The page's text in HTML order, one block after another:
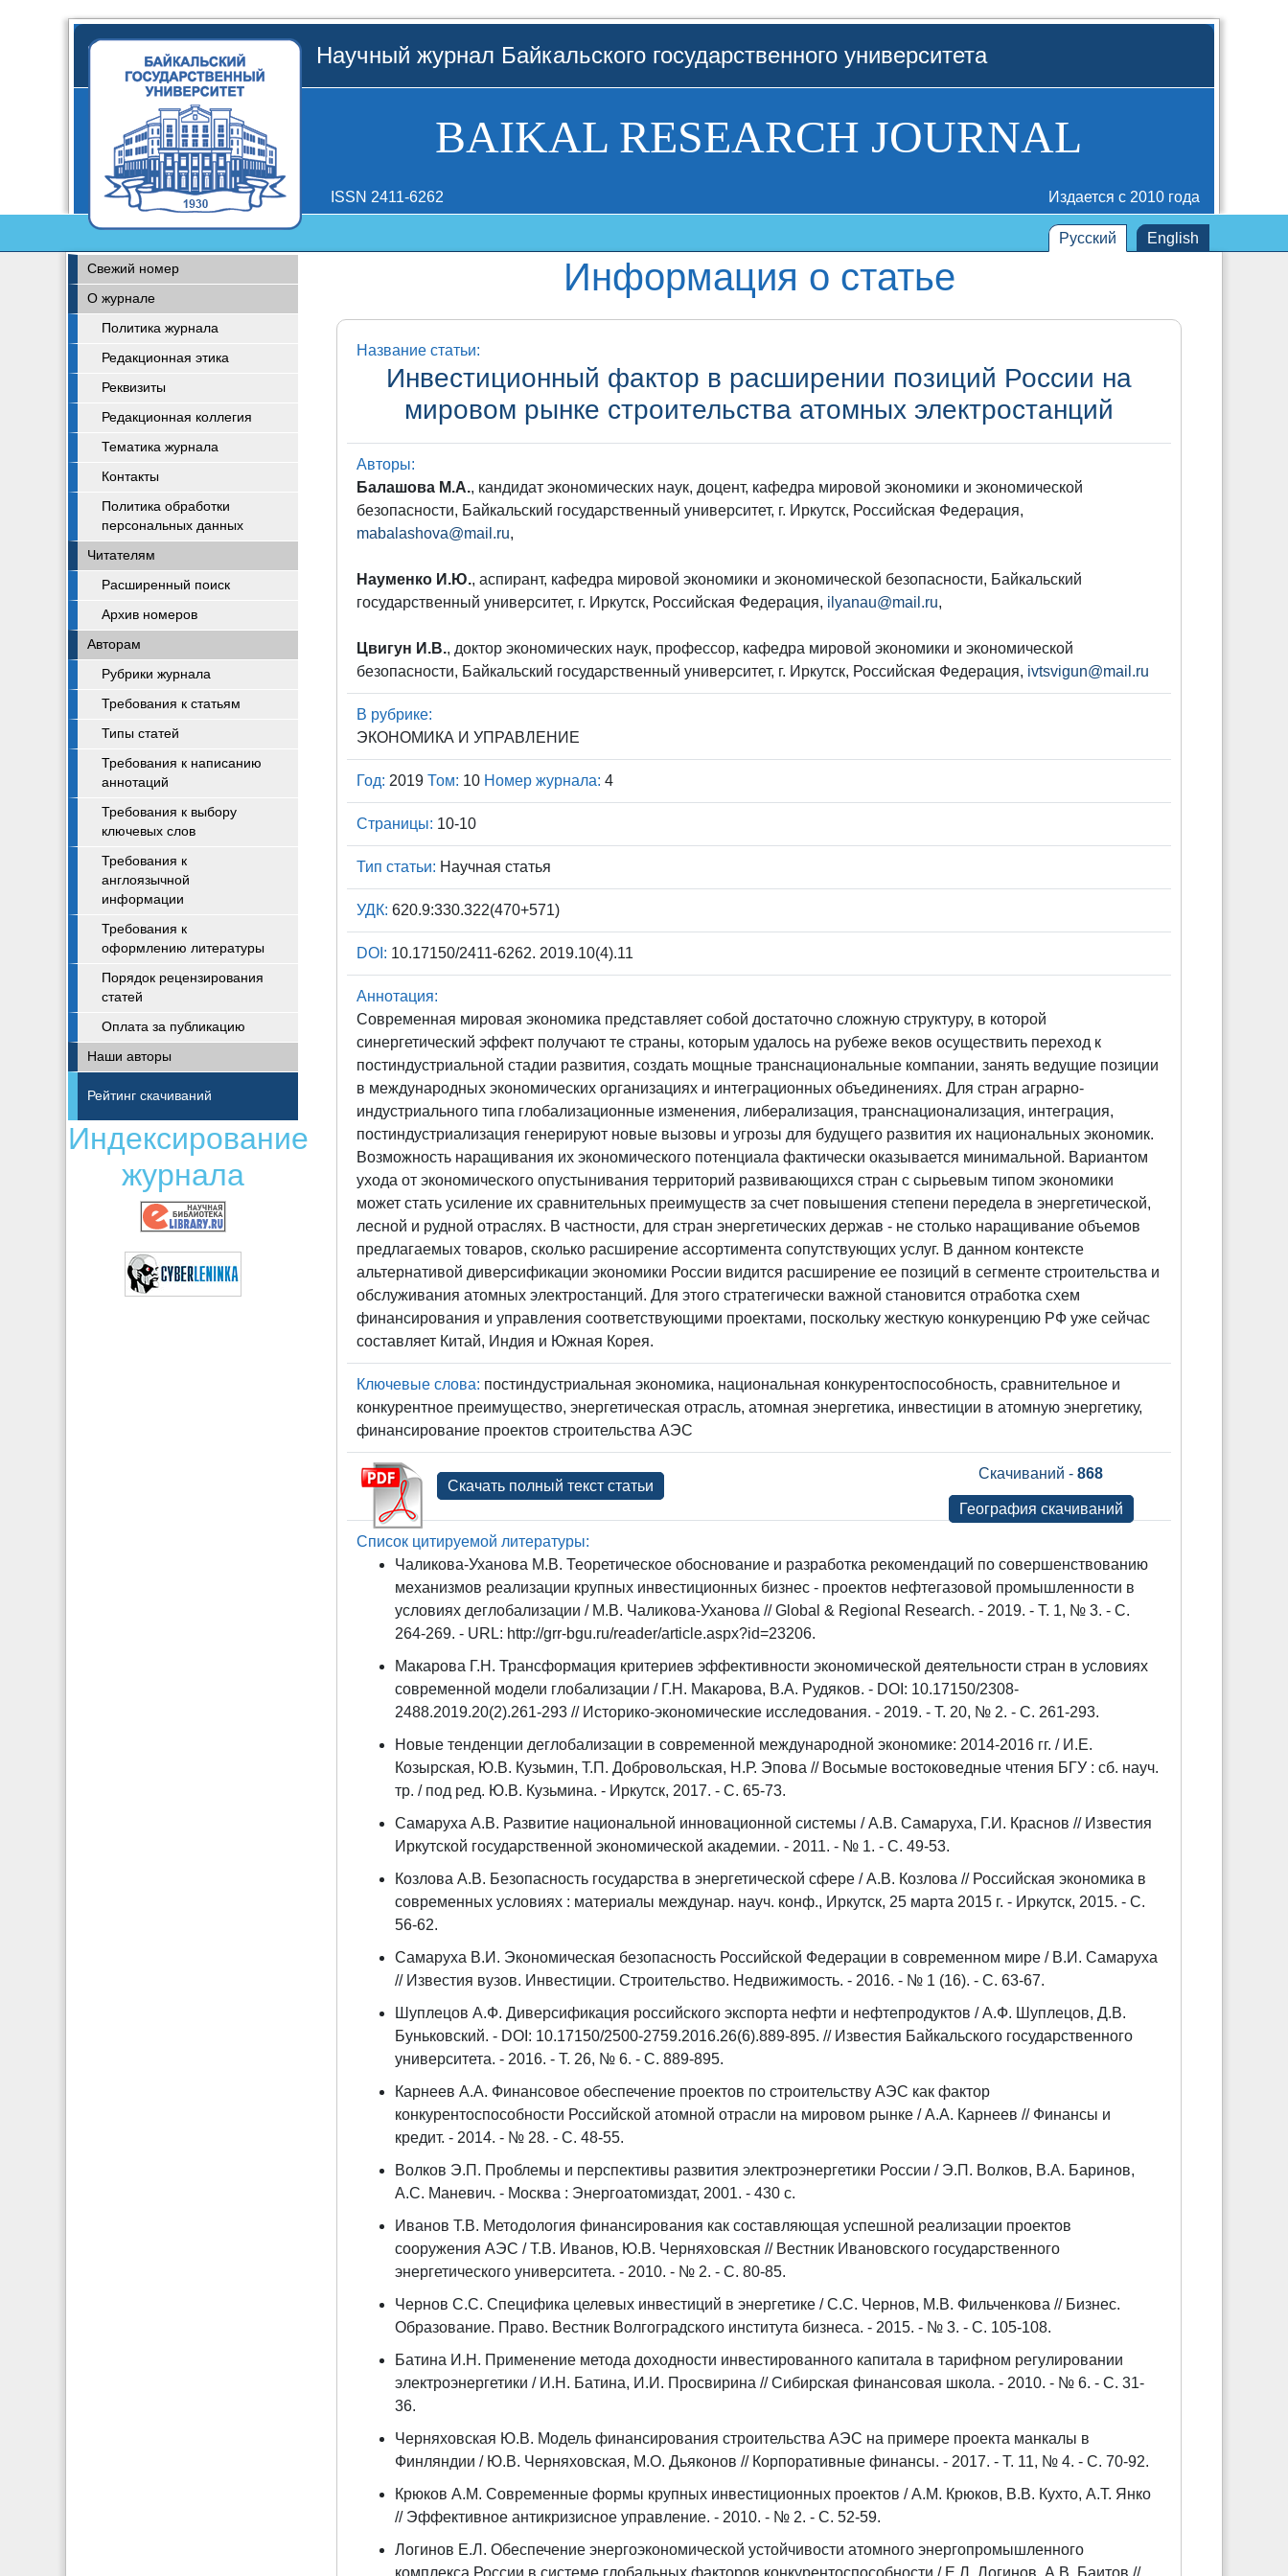
Научный журнал Байкальского государственного университета
BAIKAL RESEARCH JOURNAL
ISSN 2411-6262 Издается с 2010 года
Русский English
Свежий номер
О журнале
Политика журнала
Редакционная этика
Реквизиты
Редакционная коллегия
Тематика журнала
Контакты
Политика обработки
персональных данных
Читателям
Расширенный поиск
Архив номеров
Авторам
Рубрики журнала
Требования к статьям
Типы статей
Требования к написанию
аннотаций
Требования к выбору
ключевых слов
Требования к
англоязычной
информации
Требования к
оформлению литературы
Порядок рецензирования
статей
Оплата за публикацию
Наши авторы
Рейтинг скачиваний
Индексирование
журнала
Информация о статье
Название статьи:
Инвестиционный фактор в расширении позиций России на
мировом рынке строительства атомных электростанций
Авторы:
Балашова М.А., кандидат экономических наук, доцент, кафедра мировой экономики и экономической
безопасности, Байкальский государственный университет, г. Иркутск, Российская Федерация,
mabalashova@mail.ru,
Науменко И.Ю., аспирант, кафедра мировой экономики и экономической безопасности, Байкальский
государственный университет, г. Иркутск, Российская Федерация, ilyanau@mail.ru,
Цвигун И.В., доктор экономических наук, профессор, кафедра мировой экономики и экономической
безопасности, Байкальский государственный университет, г. Иркутск, Российская Федерация, ivtsvigun@mail.ru
В рубрике:
ЭКОНОМИКА И УПРАВЛЕНИЕ
Год: 2019Том: 10 Номер журнала: 4
Страницы: 10-10
Тип статьи: Научная статья
УДК: 620.9:330.322(470+571)
DOI: 10.17150/2411-6262. 2019.10(4).11
Аннотация:
Современная мировая экономика представляет собой достаточно сложную структуру, в которой
синергетический эффект получают те страны, которым удалось на рубеже веков осуществить переход к
постиндустриальной стадии развития, создать мощные транснациональные компании, занять ведущие позиции
в международных экономических организациях и интеграционных объединениях. Для стран аграрно-
индустриального типа глобализационные изменения, либерализация, транснационализация, интеграция,
постиндустриализация генерируют новые вызовы и угрозы для будущего развития их национальных экономик.
Возможность наращивания их экономического потенциала фактически оказывается минимальной. Вариантом
ухода от экономического опустынивания территорий развивающихся стран с сырьевым типом экономики
может стать усиление их сравнительных преимуществ за счет повышения степени передела в энергетической,
лесной и рудной отраслях. В частности, для стран энергетических держав - не столько наращивание объемов
предлагаемых товаров, сколько расширение ассортимента сопутствующих услуг. В данном контексте
альтернативой диверсификации экономики России видится расширение ее позиций в сегменте строительства и
обслуживания атомных электростанций. Для этого стратегически важной становится отработка схем
финансирования и управления соответствующими проектами, поскольку жесткую конкуренцию РФ уже сейчас
составляет Китай, Индия и Южная Корея.
Ключевые слова: постиндустриальная экономика, национальная конкурентоспособность, сравнительное и
конкурентное преимущество, энергетическая отрасль, атомная энергетика, инвестиции в атомную энергетику,
финансирование проектов строительства АЭС
Скачиваний -868
География скачиваний
Скачать полный текст статьи
Список цитируемой литературы:
Чаликова-Уханова М.В. Теоретическое обоснование и разработка рекомендаций по совершенствованию
механизмов реализации крупных инвестиционных бизнес - проектов нефтегазовой промышленности в
условиях деглобализации / М.В. Чаликова-Уханова // Global & Regional Research. - 2019. - Т. 1, № 3. - С.
264-269. - URL: http://grr-bgu.ru/reader/article.aspx?id=23206.
Макарова Г.Н. Трансформация критериев эффективности экономической деятельности стран в условиях
современной модели глобализации / Г.Н. Макарова, В.А. Рудяков. - DOI: 10.17150/2308-
2488.2019.20(2).261-293 // Историко-экономические исследования. - 2019. - Т. 20, № 2. - С. 261-293.
Новые тенденции деглобализации в современной международной экономике: 2014-2016 гг. / И.Е.
Козырская, Ю.В. Кузьмин, Т.П. Добровольская, Н.Р. Эпова // Восьмые востоковедные чтения БГУ : сб. науч.
тр. / под ред. Ю.В. Кузьмина. - Иркутск, 2017. - С. 65-73.
Самаруха А.В. Развитие национальной инновационной системы / А.В. Самаруха, Г.И. Краснов // Известия
Иркутской государственной экономической академии. - 2011. - № 1. - С. 49-53.
Козлова А.В. Безопасность государства в энергетической сфере / А.В. Козлова // Российская экономика в
современных условиях : материалы междунар. науч. конф., Иркутск, 25 марта 2015 г. - Иркутск, 2015. - С.
56-62.
Самаруха В.И. Экономическая безопасность Российской Федерации в современном мире / В.И. Самаруха
// Известия вузов. Инвестиции. Строительство. Недвижимость. - 2016. - № 1 (16). - С. 63-67.
Шуплецов А.Ф. Диверсификация российского экспорта нефти и нефтепродуктов / А.Ф. Шуплецов, Д.В.
Буньковский. - DOI: 10.17150/2500-2759.2016.26(6).889-895. // Известия Байкальского государственного
университета. - 2016. - Т. 26, № 6. - С. 889-895.
Карнеев А.А. Финансовое обеспечение проектов по строительству АЭС как фактор
конкурентоспособности Российской атомной отрасли на мировом рынке / А.А. Карнеев // Финансы и
кредит. - 2014. - № 28. - С. 48-55.
Волков Э.П. Проблемы и перспективы развития электроэнергетики России / Э.П. Волков, В.А. Баринов,
А.С. Маневич. - Москва : Энергоатомиздат, 2001. - 430 c.
Иванов Т.В. Методология финансирования как составляющая успешной реализации проектов
сооружения АЭС / Т.В. Иванов, Ю.В. Черняховская // Вестник Ивановского государственного
энергетического университета. - 2010. - № 2. - С. 80-85.
Чернов С.С. Специфика целевых инвестиций в энергетике / С.С. Чернов, М.В. Фильченкова // Бизнес.
Образование. Право. Вестник Волгоградского института бизнеса. - 2015. - № 3. - С. 105-108.
Батина И.Н. Применение метода доходности инвестированного капитала в тарифном регулировании
электроэнергетики / И.Н. Батина, И.И. Просвирина // Сибирская финансовая школа. - 2010. - № 6. - С. 31-
36.
Черняховская Ю.В. Модель финансирования строительства АЭС на примере проекта манкалы в
Финляндии / Ю.В. Черняховская, М.О. Дьяконов // Корпоративные финансы. - 2017. - Т. 11, № 4. - С. 70-92.
Крюков А.М. Современные формы крупных инвестиционных проектов / А.М. Крюков, В.В. Кухто, А.Т. Янко
// Эффективное антикризисное управление. - 2010. - № 2. - С. 52-59.
Логинов Е.Л. Обеспечение энергоэкономической устойчивости атомного энергопромышленного
комплекса России в системе глобальных факторов конкурентоспособности / Е.Л. Логинов, А.В. Баитов //